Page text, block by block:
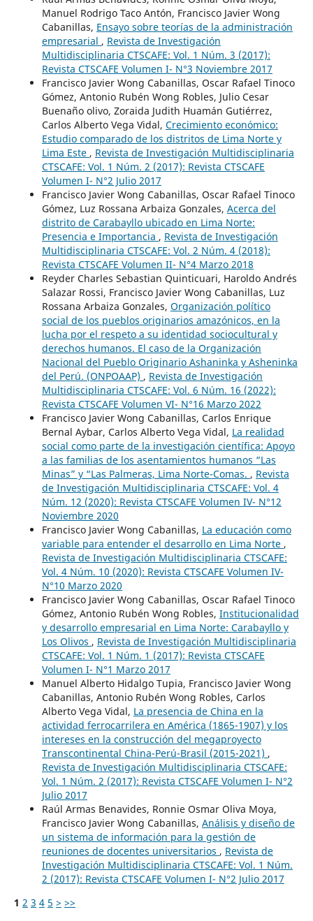
Manuel Rodrigo Taco Antón, Francisco Javier Wong
Cabanillas, Ensayo sobre teorías de la administración
empresarial , Revista de Investigación
Multidisciplinaria CTSCAFE: Vol. 1 Núm. 3 (2017):
Revista CTSCAFE Volumen I- N°3 Noviembre 2017
Francisco Javier Wong Cabanillas, Oscar Rafael Tinoco
Gómez, Antonio Rubén Wong Robles, Julio Cesar
Buenaño olivo, Zoraida Judith Huamán Gutiérrez,
Carlos Alberto Vega Vidal, Crecimiento económico:
Estudio comparado de los distritos de Lima Norte y
Lima Este , Revista de Investigación Multidisciplinaria
CTSCAFE: Vol. 1 Núm. 2 (2017): Revista CTSCAFE
Volumen I- N°2 Julio 2017
Francisco Javier Wong Cabanillas, Oscar Rafael Tinoco
Gómez, Luz Rossana Arbaiza Gonzales, Acerca del
distrito de Carabayllo ubicado en Lima Norte:
Presencia e Importancia , Revista de Investigación
Multidisciplinaria CTSCAFE: Vol. 2 Núm. 4 (2018):
Revista CTSCAFE Volumen II- N°4 Marzo 2018
Reyder Charles Sebastian Quinticuari, Haroldo Andrés
Salazar Rossi, Francisco Javier Wong Cabanillas, Luz
Rossana Arbaiza Gonzales, Organización político
social de los pueblos originarios amazónicos, en la
lucha por el respeto a su identidad sociocultural y
derechos humanos. El caso de la Organización
Nacional del Pueblo Originario Ashaninka y Asheninka
del Perú. (ONPOAAP) , Revista de Investigación
Multidisciplinaria CTSCAFE: Vol. 6 Núm. 16 (2022):
Revista CTSCAFE Volumen VI- N°16 Marzo 2022
Francisco Javier Wong Cabanillas, Carlos Enrique
Bernal Aybar, Carlos Alberto Vega Vidal, La realidad
social como parte de la investigación científica: Apoyo
a las familias de los asentamientos humanos “Las
Minas” y “Las Palmeras, Lima Norte-Comas. , Revista
de Investigación Multidisciplinaria CTSCAFE: Vol. 4
Núm. 12 (2020): Revista CTSCAFE Volumen IV- N°12
Noviembre 2020
Francisco Javier Wong Cabanillas, La educación como
variable para entender el desarrollo en Lima Norte ,
Revista de Investigación Multidisciplinaria CTSCAFE:
Vol. 4 Núm. 10 (2020): Revista CTSCAFE Volumen IV-
N°10 Marzo 2020
Francisco Javier Wong Cabanillas, Oscar Rafael Tinoco
Gómez, Antonio Rubén Wong Robles, Institucionalidad
y desarrollo empresarial en Lima Norte: Carabayllo y
Los Olivos , Revista de Investigación Multidisciplinaria
CTSCAFE: Vol. 1 Núm. 1 (2017): Revista CTSCAFE
Volumen I- N°1 Marzo 2017
Manuel Alberto Hidalgo Tupia, Francisco Javier Wong
Cabanillas, Antonio Rubén Wong Robles, Carlos
Alberto Vega Vidal, La presencia de China en la
actividad ferrocarrilera en América (1865-1907) y los
intereses en la construcción del megaproyecto
Transcontinental China-Perú-Brasil (2015-2021) ,
Revista de Investigación Multidisciplinaria CTSCAFE:
Vol. 1 Núm. 2 (2017): Revista CTSCAFE Volumen I- N°2
Julio 2017
Raúl Armas Benavides, Ronnie Osmar Oliva Moya,
Francisco Javier Wong Cabanillas, Análisis y diseño de
un sistema de información para la gestión de
reuniones de docentes universitarios , Revista de
Investigación Multidisciplinaria CTSCAFE: Vol. 1 Núm.
2 (2017): Revista CTSCAFE Volumen I- N°2 Julio 2017
1 2 3 4 5 > >>